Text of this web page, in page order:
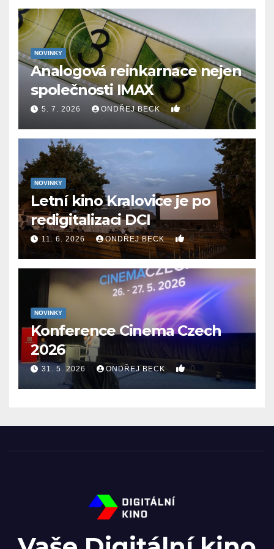
NOVINKY
Analogová reinkarnace nejen
společnosti IMAX
5. 7. 2026 ONDŘEJ BECK 0
NOVINKY
Letní kino Kralovice je po
redigitalizaci DCI
11. 6. 2026 ONDŘEJ BECK 0
NOVINKY
Konference Cinema Czech
2026
31. 5. 2026 ONDŘEJ BECK 0